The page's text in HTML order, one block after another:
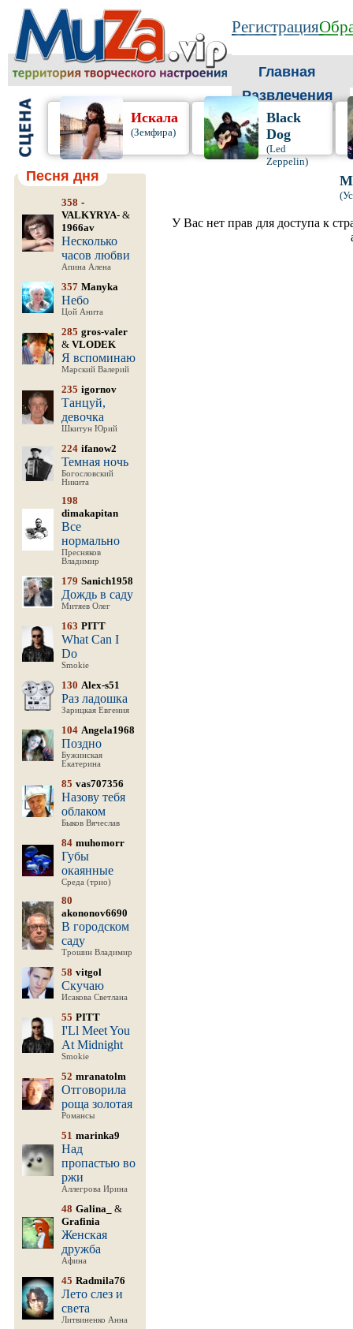
Регистрация
Главная
Развлечения
Искала
(Земфира)
Black
Dog
(Led
Zeppelin)
Песня дня
358 -
VALKYRYA- &
1966av
Несколько
часов любви
Апина Алена
357 Manyka
Небо
Цой Анита
285 gros-valer
& VLODEK
Я вспоминаю
Марский Валерий
235 igornov
Танцуй,
девочка
Шкитун Юрий
224 ifanow2
Темная ночь
Богословский
Никита
198
dimakapitan
Все
нормально
Пресняков
Владимир
179 Sanich1958
Дождь в саду
Митяев Олег
163 PITT
What Can I
Do
Smokie
130 Alex-s51
Раз ладошка
Зарицкая Евгения
104 Angela1968
Поздно
Бужинская
Екатерина
85 vas707356
Назову тебя
облаком
Быков Вячеслав
84 muhomorr
Губы
окаянные
Среда (трио)
80
akononov6690
В городском
саду
Трошин Владимир
58 vitgol
Скучаю
Исакова Светлана
55 PITT
I'Ll Meet You
At Midnight
Smokie
52 mranatolm
Отговорила
роща золотая
Романсы
51 marinka9
Над
пропастью во
ржи
Аллегрова Ирина
48 Galina_
&
Grafinia
Женская
дружба
Афина
45 Radmila76
Лето слез и
света
Литвиненко Анна
У Вас нет прав для доступа к